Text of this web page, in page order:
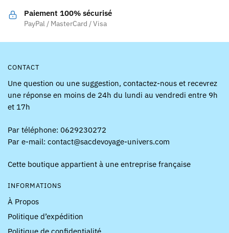
Paiement 100% sécurisé
PayPal / MasterCard / Visa
CONTACT
Une question ou une suggestion, contactez-nous et recevrez
une réponse en moins de 24h du lundi au vendredi entre 9h
et 17h
Par téléphone: 0629230272
Par e-mail: contact@sacdevoyage-univers.com
Cette boutique appartient à une entreprise française
INFORMATIONS
À Propos
Politique d’expédition